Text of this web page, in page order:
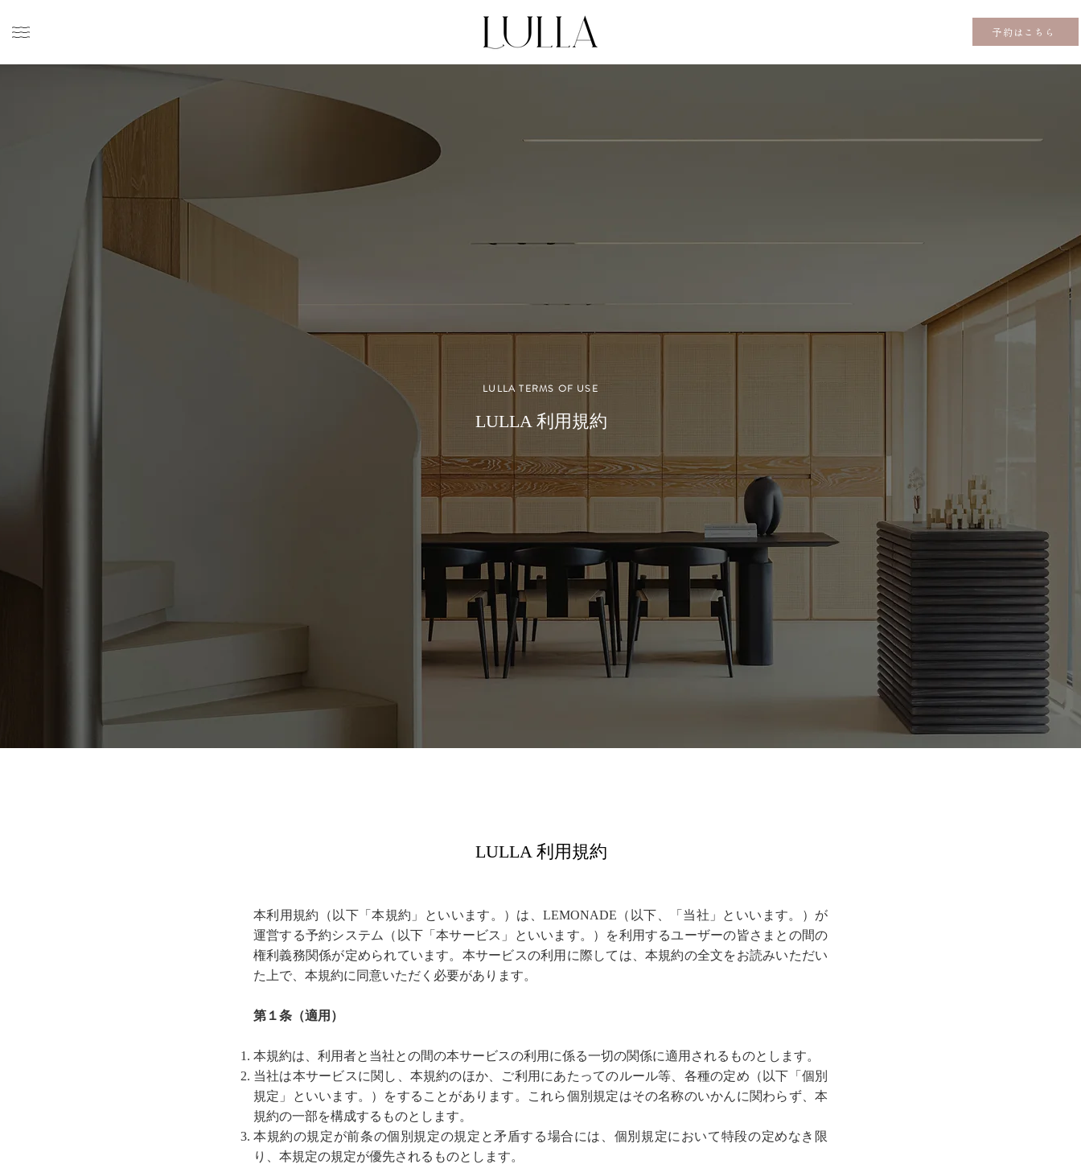
予約はこちら
LULLA TERMS OF USE
LULLA 利用規約
LULLA 利用規約
本利用規約（以下「本規約」といいます。）は、LEMONADE（以下、「当社」といいます。）が
運営する予約システム（以下「本サービス」といいます。）を利用するユーザーの皆さまとの間の
権利義務関係が定められています。本サービスの利用に際しては、本規約の全文をお読みいただい
た上で、本規約に同意いただく必要があります。
第１条（適用）
本規約は、利用者と当社との間の本サービスの利用に係る一切の関係に適用されるものとします。
当社は本サービスに関し、本規約のほか、ご利用にあたってのルール等、各種の定め（以下「個別
規定」といいます。）をすることがあります。これら個別規定はその名称のいかんに関わらず、本
規約の一部を構成するものとします。
本規約の規定が前条の個別規定の規定と矛盾する場合には、個別規定において特段の定めなき限
り、本規定の規定が優先されるものとします。